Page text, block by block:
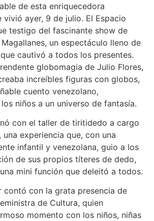
de esta enriquecedora
vivió ayer, 9 de julio. El Espacio
testigo del fascinante show de
un espectáculo lleno de
cautivó a todos los presentes.
globomagia de Julio Flores,
increíbles figuras con globos,
cuento venezolano,
niños a un universo de fantasía.
con el taller de tiritidedo a cargo
experiencia que, con una
infantil y venezolana, guio a los
de sus propios títeres de dedo,
mini función que deleitó a todos.
contó con la grata presencia de
de Cultura, quien
momento con los niños, niñas